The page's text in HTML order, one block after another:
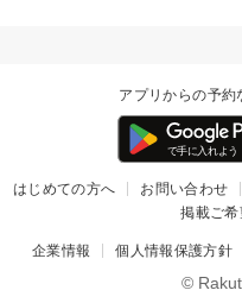
アプリからの予約
はじめての方へ お問い合わせ
掲載ご希
企業情報 個人情報保護方針
©